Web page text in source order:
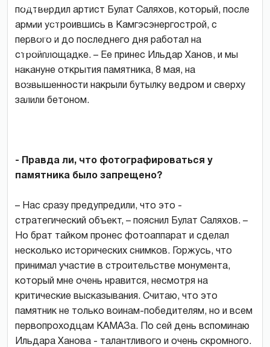
подтвердил артист Булат Саляхов, который, после
армии устроившись в Камгэсэнергострой, с
первого и до последнего дня работал на
стройплощадке. – Ее принес Ильдар Ханов, и мы
накануне открытия памятника, 8 мая, на
возвышенности накрыли бутылку ведром и сверху
залили бетоном.
друзья
спрятали
бутылку
шампанского
на
памятнике
фото
- Правда ли, что фотографироваться у
памятника было запрещено?
– Нас сразу предупредили, что это -
стратегический объект, – пояснил Булат Саляхов. –
Но брат тайком пронес фотоаппарат и сделал
несколько исторических снимков. Горжусь, что
принимал участие в строительстве монумента,
который мне очень нравится, несмотря на
критические высказывания. Считаю, что это
памятник не только воинам-победителям, но и всем
первопроходцам КАМАЗа. По сей день вспоминаю
Ильдара Ханова - талантливого и очень скромного.